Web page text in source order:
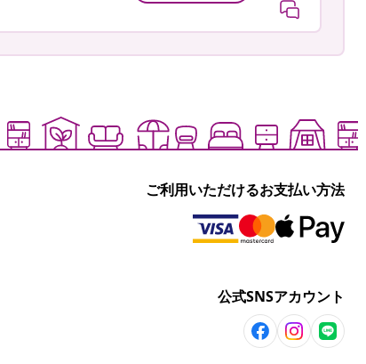
ご利用いただけるお支払い方法
公式SNSアカウント